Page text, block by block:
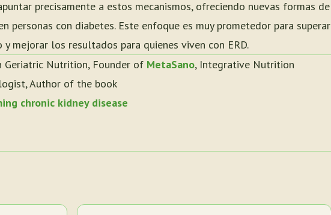
precisamente a estos mecanismos, ofreciendo nuevas formas de
personas con diabetes. Este enfoque es muy prometedor para superar
mejorar los resultados para quienes viven con ERD.
Geriatric Nutrition, Founder of MetaSano, Integrative Nutrition
Author of the book
chronic kidney disease